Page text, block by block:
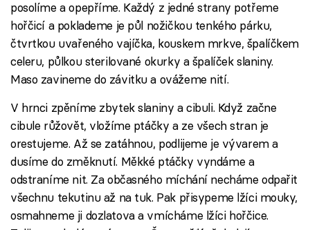
posolíme a opepříme. Každý z jedné strany potřeme
hořčicí a poklademe je půl nožičkou tenkého párku,
čtvrtkou uvařeného vajíčka, kouskem mrkve, špalíčkem
celeru, půlkou sterilované okurky a špalíček slaniny.
Maso zavineme do závitku a ovážeme nití.
V hrnci zpěníme zbytek slaniny a cibuli. Když začne
cibule růžovět, vložíme ptáčky a ze všech stran je
orestujeme. Až se zatáhnou, podlijeme je vývarem a
dusíme do změknutí. Měkké ptáčky vyndáme a
odstraníme nit. Za občasného míchání necháme odpařit
všechnu tekutinu až na tuk. Pak přisypeme lžíci mouky,
osmahneme ji dozlatova a vmícháme lžíci hořčice.